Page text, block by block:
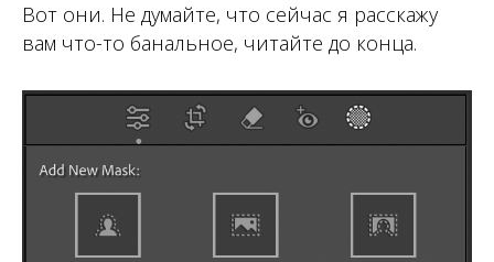
Вот они. Не думайте, что сейчас я расскажу
вам что-то банальное, читайте до конца.